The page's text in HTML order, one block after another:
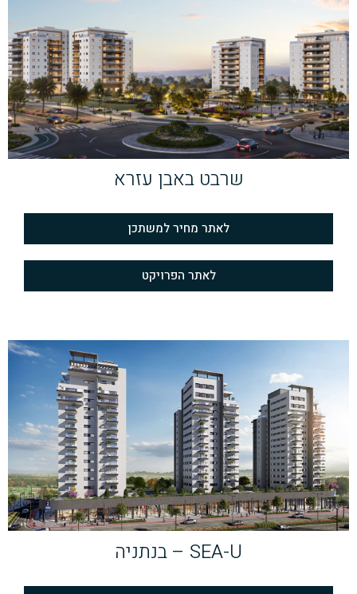
שרבט באבן עזרא
לאתר מחיר למשתכן
לאתר הפרויקט
SEA-U – בנתניה